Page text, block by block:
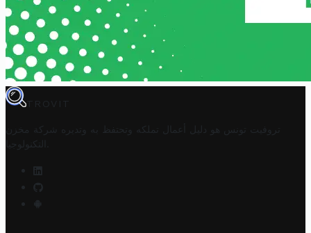
TROVIT
تروفيت تونس هو دليل أعمال تملكه وتحتفظ به وتديره
شركة مخزن
التكنولوجيا